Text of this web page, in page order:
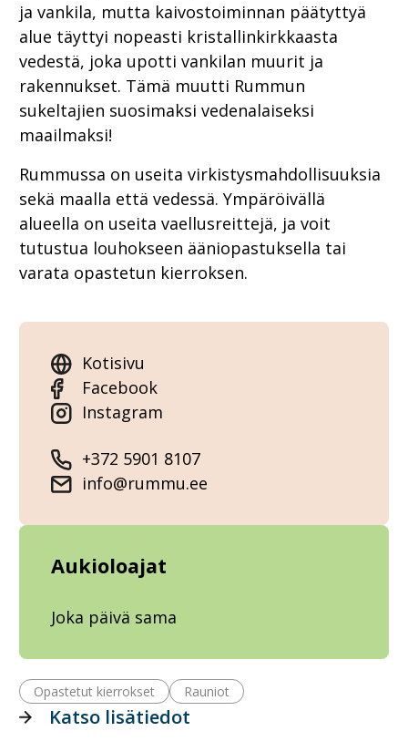
ja vankila, mutta kaivostoiminnan päätyttyä
alue täyttyi nopeasti kristallinkirkkaasta
vedestä, joka upotti vankilan muurit ja
rakennukset. Tämä muutti Rummun
sukeltajien suosimaksi vedenalaiseksi
maailmaksi!
Rummussa on useita virkistysmahdollisuuksia
sekä maalla että vedessä. Ympäröivällä
alueella on useita vaellusreittejä, ja voit
tutustua louhokseen ääniopastuksella tai
varata opastetun kierroksen.
Kotisivu
Facebook
Instagram
+372 5901 8107
info@rummu.ee
Aukioloajat
Joka päivä sama
Opastetut kierrokset Rauniot
Katso lisätiedot